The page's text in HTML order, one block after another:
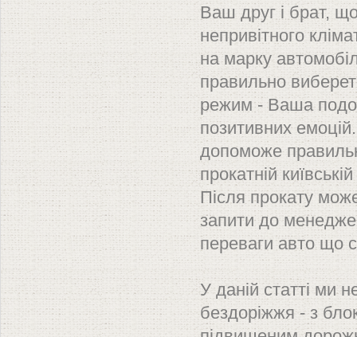
Ваш друг і брат,
непривітного
на марку
правильно
режим - Ваша
позитивних
допоможе
прокатній
Після прокату
запити до
переваги авто що
У даній статті ми
бездоріжжя - з